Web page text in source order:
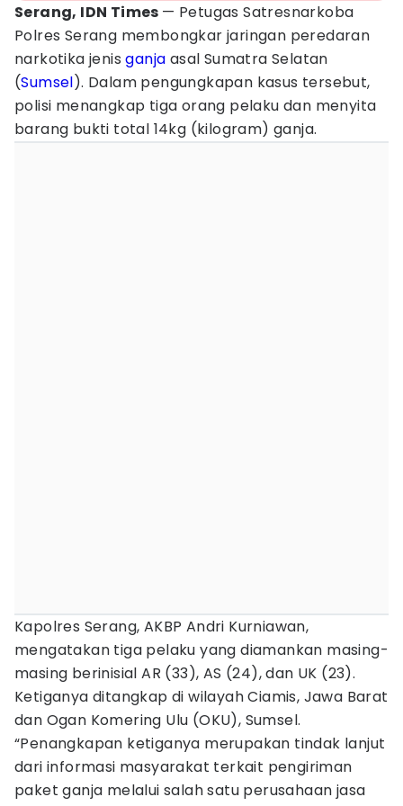
Serang, IDN Times — Petugas Satresnarkoba
Polres Serang membongkar jaringan peredaran
narkotika jenisganja asal Sumatra Selatan
(Sumsel). Dalam pengungkapan kasus tersebut,
polisi menangkap tiga orang pelaku dan menyita
barang bukti total 14kg (kilogram) ganja.
Kapolres Serang, AKBP Andri Kurniawan,
mengatakan tiga pelaku yang diamankan masing-
masing berinisial AR (33), AS (24), dan UK (23).
Ketiganya ditangkap di wilayah Ciamis, Jawa Barat
dan Ogan Komering Ulu (OKU), Sumsel.
“Penangkapan ketiganya merupakan tindak lanjut
dari informasi masyarakat terkait pengiriman
paket ganja melalui salah satu perusahaan jasa